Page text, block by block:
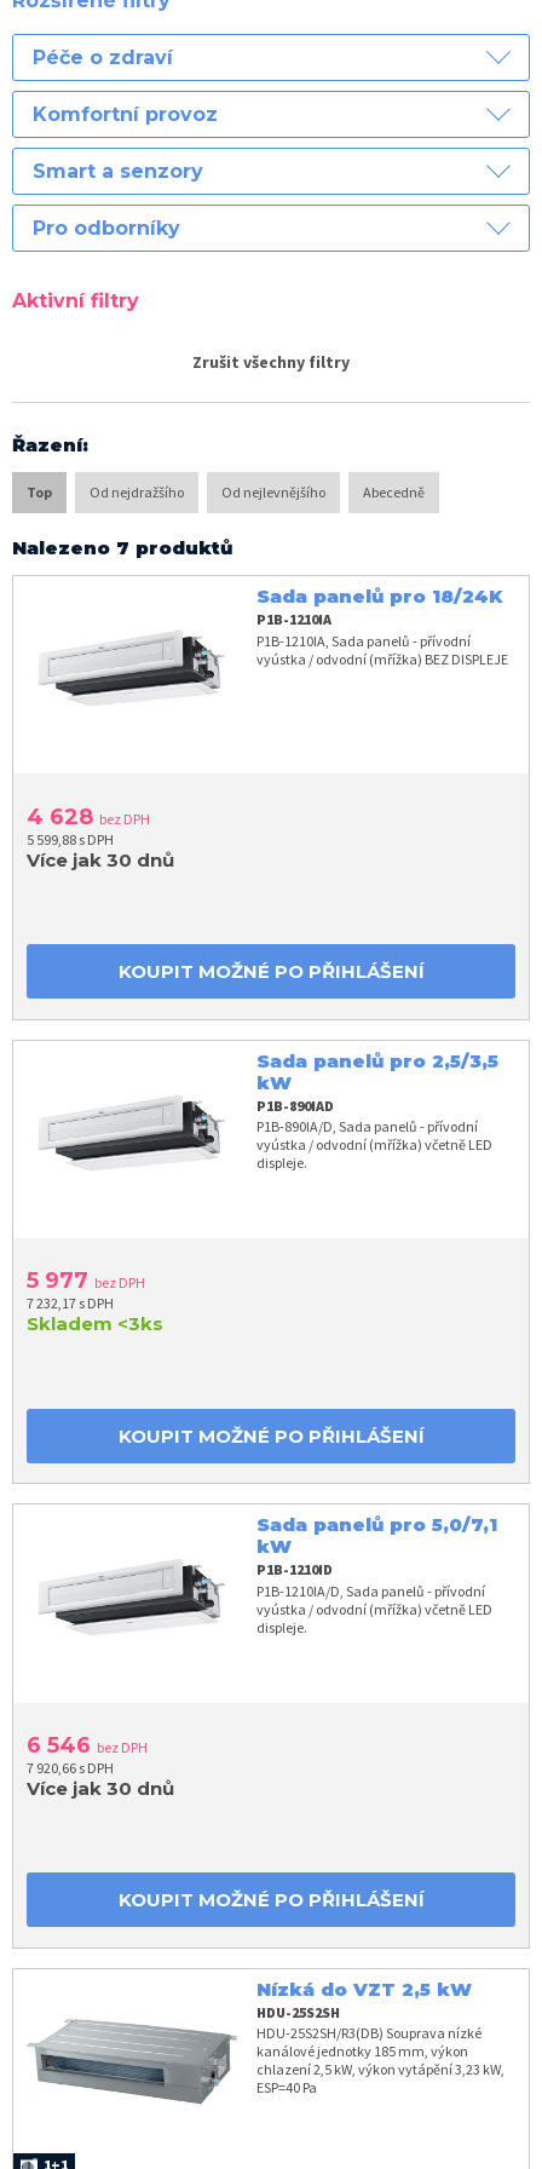
Péče o zdraví
Komfortní provoz
Smart a senzory
Pro odborníky
Aktivní filtry
Zrušit všechny filtry
Řazení:
Top Od nejdražšího Od nejlevnějšího Abecedně
Nalezeno 7 produktů
Sada panelů pro 18/24K
P1B-1210IA
P1B-1210IA, Sada panelů - přívodní
vyústka / odvodní (mřížka) BEZ DISPLEJE
4 628 bez DPH
5 599,88 s DPH
Více jak 30 dnů
KOUPIT MOŽNÉ PO PŘIHLÁŠENÍ
Sada panelů pro 2,5/3,5
kW
P1B-890IAD
P1B-890IA/D, Sada panelů - přívodní
vyústka / odvodní (mřížka) včetně LED
displeje.
5 977 bez DPH
7 232,17 s DPH
Skladem <3ks
KOUPIT MOŽNÉ PO PŘIHLÁŠENÍ
Sada panelů pro 5,0/7,1
kW
P1B-1210ID
P1B-1210IA/D, Sada panelů - přívodní
vyústka / odvodní (mřížka) včetně LED
displeje.
6 546 bez DPH
7 920,66 s DPH
Více jak 30 dnů
KOUPIT MOŽNÉ PO PŘIHLÁŠENÍ
Nízká do VZT 2,5 kW
HDU-25S2SH
HDU-25S2SH/R3(DB) Souprava nízké
kanálové jednotky 185 mm, výkon
chlazení 2,5 kW, výkon vytápění 3,23 kW,
ESP=40 Pa
1+1